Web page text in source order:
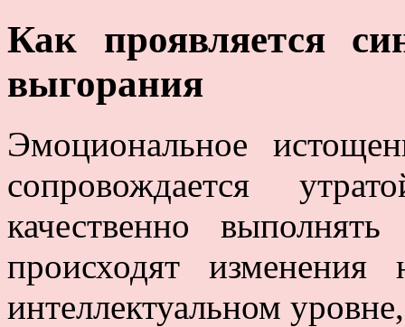
Как проявляется
выгорания
Эмоциональное
сопровождается
качественно
происходят
интеллектуальном